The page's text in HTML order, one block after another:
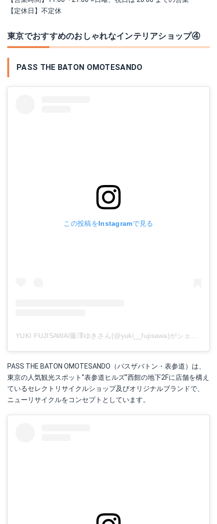
【定休日】不定休
東京でおすすめのおしゃれなインテリアショップ④
PASS THE BATON OMOTESANDO
この投稿をInstagramで見る
PASS THE BATON OMOTESANDO（パスザバトン・表参道）は、
東京の人気観光スポット”表参道ヒルズ”西館の地下2Fに店舗を構え
ているセレクトリサイクルショップ及びオリジナルブランドで、
ニューリサイクルをコンセプトとしています。